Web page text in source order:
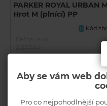
Aby se vám web
Pro co nejpohodlnější
PARKER ROYAL
Hrot M (plnící) PP
U
Kód
PŘIDAT